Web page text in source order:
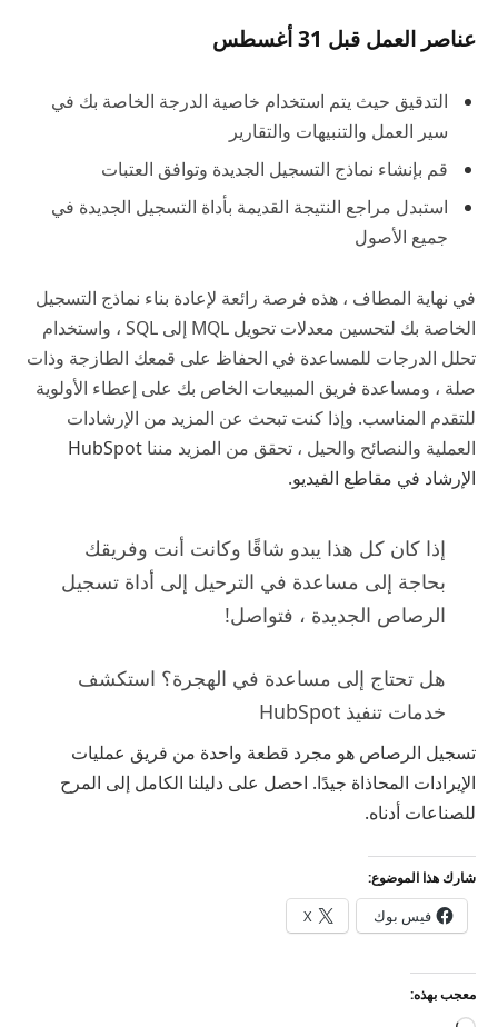
عناصر العمل قبل 31 أغسطس
التدقيق حيث يتم استخدام خاصية الدرجة الخاصة بك في
سير العمل والتنبيهات والتقارير
قم بإنشاء نماذج التسجيل الجديدة وتوافق العتبات
استبدل مراجع النتيجة القديمة بأداة التسجيل الجديدة في
جميع الأصول
في نهاية المطاف ، هذه فرصة رائعة لإعادة بناء نماذج التسجيل
الخاصة بك لتحسين معدلات تحويل MQL إلى SQL ، واستخدام
تحلل الدرجات للمساعدة في الحفاظ على قمعك الطازجة وذات
صلة ، ومساعدة فريق المبيعات الخاص بك على إعطاء الأولوية
للتقدم المناسب. وإذا كنت تبحث عن المزيد من الإرشادات
العملية والنصائح والحيل ، تحقق من المزيد مننا HubSpot
الإرشاد في مقاطع الفيديو.
إذا كان كل هذا يبدو شاقًا وكانت أنت وفريقك
بحاجة إلى مساعدة في الترحيل إلى أداة تسجيل
الرصاص الجديدة ، فتواصل!
هل تحتاج إلى مساعدة في الهجرة؟ استكشف
خدمات تنفيذ HubSpot
تسجيل الرصاص هو مجرد قطعة واحدة من فريق عمليات
الإيرادات المحاذاة جيدًا. احصل على دليلنا الكامل إلى المرح
للصناعات أدناه.
شارك هذا الموضوع:
فيس بوك X
معجب بهذه: